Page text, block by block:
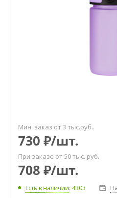
Мин. заказ от 3 тыс.руб..
730 ₽/шт.
При заказе от 50 тыс. руб.
708 ₽/шт.
Есть в наличии: 4303